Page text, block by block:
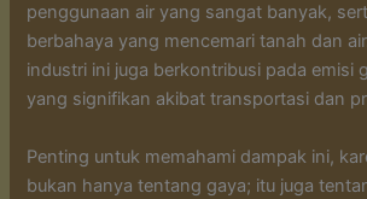
penggunaan air yang sangat banyak,
berbahaya yang mencemari tanah dan
industri ini juga berkontribusi pada emisi
yang signifikan akibat transportasi dan
Penting untuk memahami dampak ini,
bukan hanya tentang gaya; itu juga